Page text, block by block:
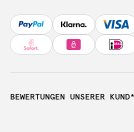
BEWERTUNGEN UNSERER